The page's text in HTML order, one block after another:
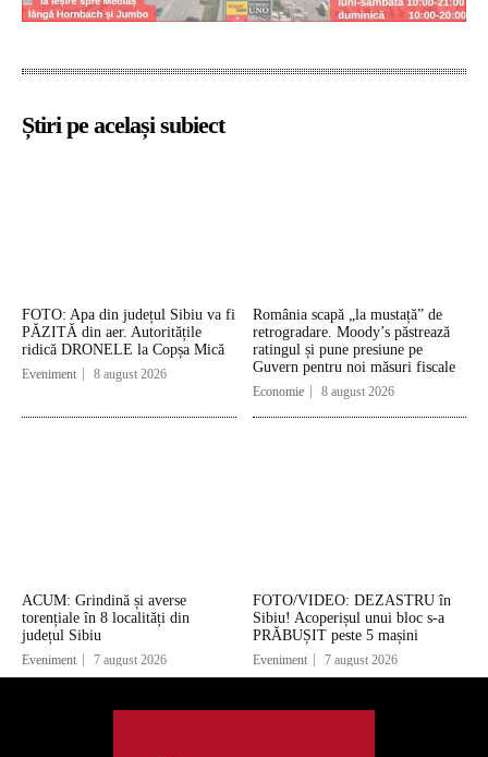
Știri pe același subiect
FOTO: Apa din județul Sibiu va fi
PĂZITĂ din aer. Autoritățile
ridică DRONELE la Copșa Mică
Eveniment 8 august 2026
România scapă „la mustață” de
retrogradare. Moody’s păstrează
ratingul și pune presiune pe
Guvern pentru noi măsuri fiscale
Economie 8 august 2026
ACUM: Grindină și averse
torențiale în 8 localități din
județul Sibiu
Eveniment 7 august 2026
FOTO/VIDEO: DEZASTRU în
Sibiu! Acoperișul unui bloc s-a
PRĂBUȘIT peste 5 mașini
Eveniment 7 august 2026